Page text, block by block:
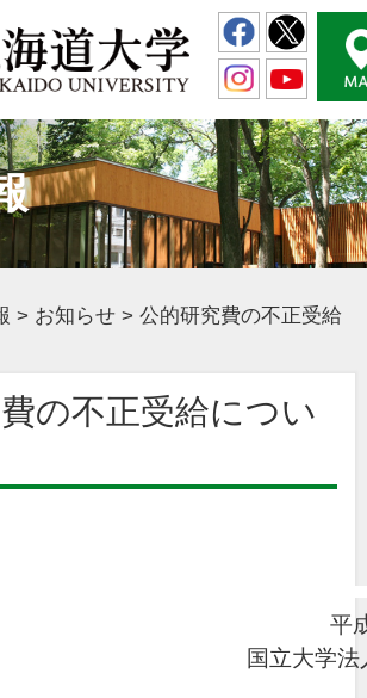
> お知らせ > 公的研究費の不正受給
の不正受給につい
平
国立大学